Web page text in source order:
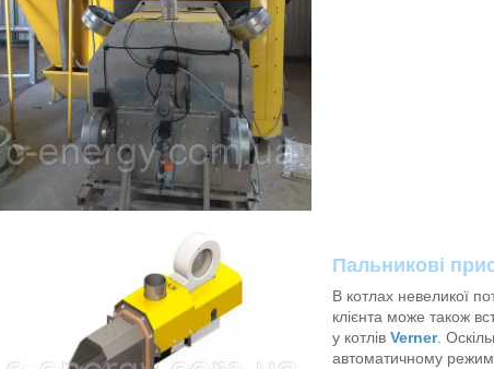
Пальникові
В котлах невеликої
клієнта може також
у котлів Verner.
автоматичному